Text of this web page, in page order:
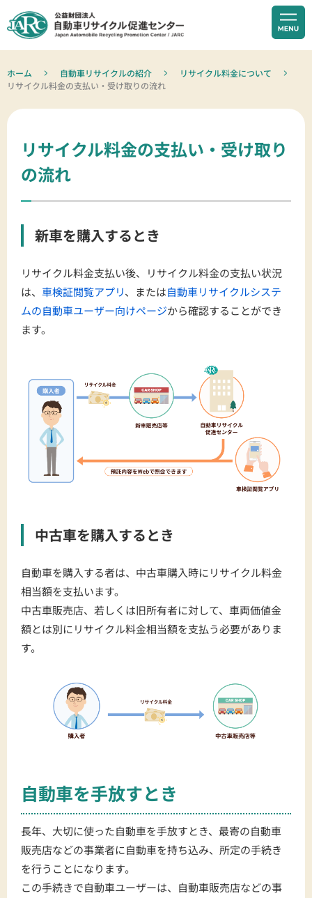
ホーム 自動車リサイクルの紹介
リサイクル料金について
リサイクル料金の支払い・受け取りの流れ
リサイクル料金の支払い・受け取り
の流れ
新車を購入するとき
リサイクル料金支払い後、リサイクル料金の支払い状況
は、 車検証閲覧アプリ、または自動車リサイクルシステ
ムの自動車ユーザー向けページから確認することができ
ます。
中古車を購入するとき
自動車を購入する者は、中古車購入時にリサイクル料金
相当額を支払います。
中古車販売店、若しくは旧所有者に対して、車両価値金
額とは別にリサイクル料金相当額を支払う必要がありま
す。
自動車を手放すとき
長年、大切に使った自動車を手放すとき、最寄の自動車
販売店などの事業者に自動車を持ち込み、所定の手続き
を行うことになります。
この手続きで自動車ユーザーは、自動車販売店などの事